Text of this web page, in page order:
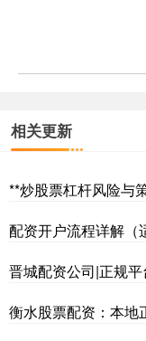
相关更新
**炒股票杠杆风险与
配资开户流程详解（
晋城配资公司|正规
衡水股票配资：本地